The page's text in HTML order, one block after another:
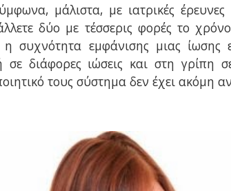
μάλιστα, με ιατρικές
δύο με τέσσερις φορές το
η συχνότητα εμφάνισης μιας ίωσης
σε διάφορες ιώσεις και στη γρίπη
τους σύστημα δεν έχει ακόμη